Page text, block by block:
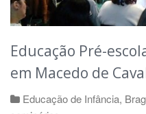
Educação Pré-
em Macedo de
Educação de Infância,